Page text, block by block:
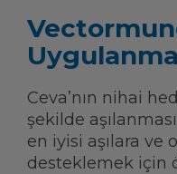
Ceva’nın nihai
şekilde
en iyisi aşılara ve
desteklemek için